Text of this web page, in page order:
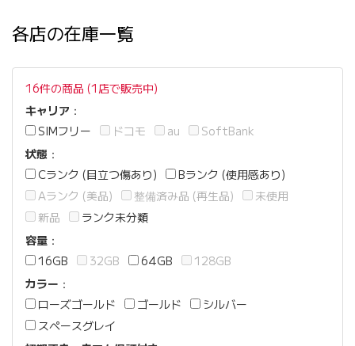
各店の在庫一覧
16件の商品 (1店で販売中)
キャリア ：
SIMフリー
ドコモ au
SoftBank
状態 ：
Cランク (目立つ傷あり)
Bランク (使用感あり)
Aランク (美品)
整備済み品 (再生品)
未使用
新品
ランク未分類
容量 ：
16GB
32GB 64GB
128GB
カラー ：
ローズゴールド
ゴールド
シルバー
スペースグレイ